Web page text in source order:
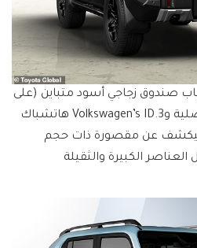
صندوق زجاجي أسود متباين (على
غرار سيارة Toyota Aygo الأصلية وVolkswagen’s ID.3 هاتشباك
ليكشف عن مقصورة ذات حجم
الكبيرة والثقيلة